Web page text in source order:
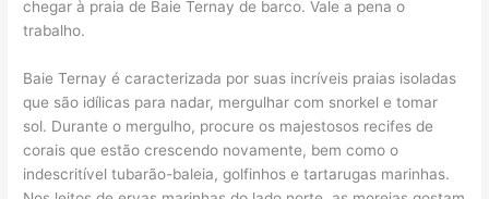
chegar à praia de Baie Ternay de barco. Vale a pena o
trabalho.
Baie Ternay é caracterizada por suas incríveis praias isoladas
que são idílicas para nadar, mergulhar com snorkel e tomar
sol. Durante o mergulho, procure os majestosos recifes de
corais que estão crescendo novamente, bem como o
indescritível tubarão-baleia, golfinhos e tartarugas marinhas.